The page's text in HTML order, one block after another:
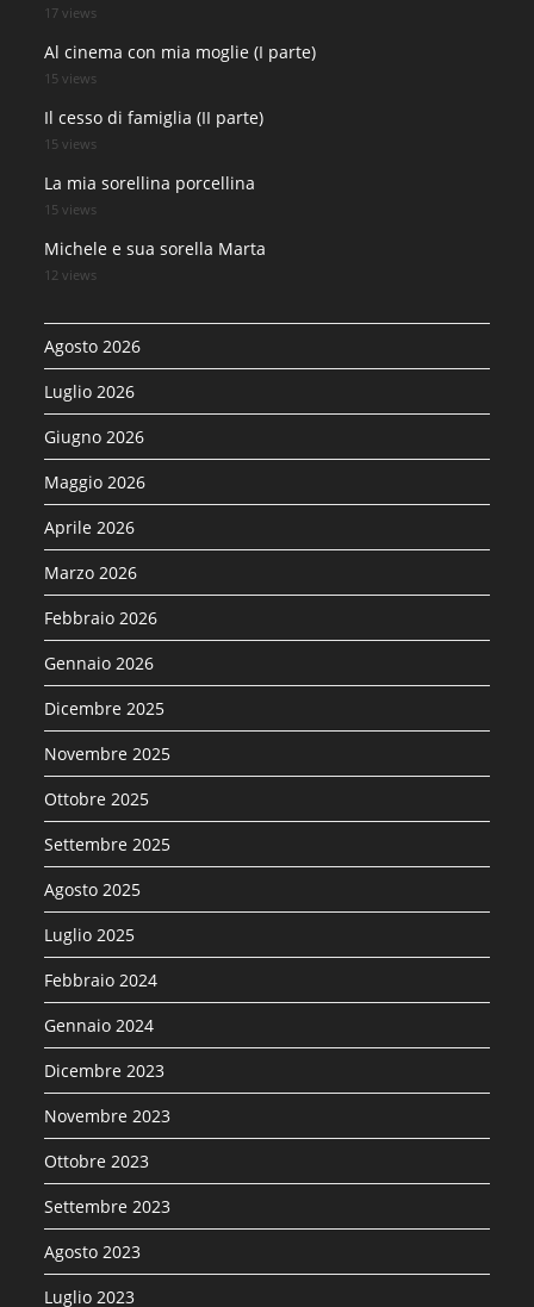
17 views
Al cinema con mia moglie (I parte)
15 views
Il cesso di famiglia (II parte)
15 views
La mia sorellina porcellina
15 views
Michele e sua sorella Marta
12 views
Agosto 2026
Luglio 2026
Giugno 2026
Maggio 2026
Aprile 2026
Marzo 2026
Febbraio 2026
Gennaio 2026
Dicembre 2025
Novembre 2025
Ottobre 2025
Settembre 2025
Agosto 2025
Luglio 2025
Febbraio 2024
Gennaio 2024
Dicembre 2023
Novembre 2023
Ottobre 2023
Settembre 2023
Agosto 2023
Luglio 2023